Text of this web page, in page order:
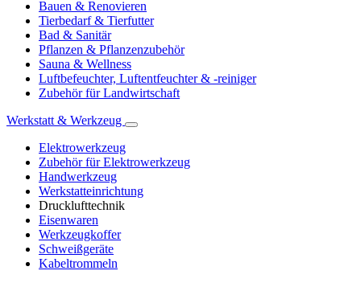
Bauen & Renovieren
Tierbedarf & Tierfutter
Bad & Sanitär
Pflanzen & Pflanzenzubehör
Sauna & Wellness
Luftbefeuchter, Luftentfeuchter & -reiniger
Zubehör für Landwirtschaft
Werkstatt & Werkzeug
Elektrowerkzeug
Zubehör für Elektrowerkzeug
Handwerkzeug
Werkstatteinrichtung
Drucklufttechnik
Eisenwaren
Werkzeugkoffer
Schweißgeräte
Kabeltrommeln